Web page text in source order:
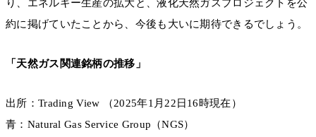
り、エネルギー生産の拡大と、液化天然ガスプロジェクトを公
約に掲げていたことから、今後も大いに期待できるでしょう。
「天然ガス関連銘柄の推移」
出所：Trading View （2025年1月22日16時現在）
青：Natural Gas Service Group（NGS）